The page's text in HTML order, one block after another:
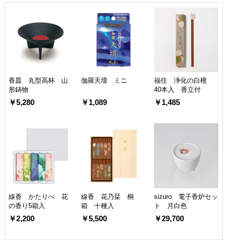
香皿 丸型高杯 山
形鋳物
￥5,280
伽羅天壇 ミニ
￥1,089
福住 浄化の白檀
40本入 香立付
￥1,485
線香 かたりべ 花
の香り5箱入
￥2,200
線香 花乃栞 桐
箱 十種入
￥5,500
sizuro 電子香炉セッ
ト 月白色
￥29,700